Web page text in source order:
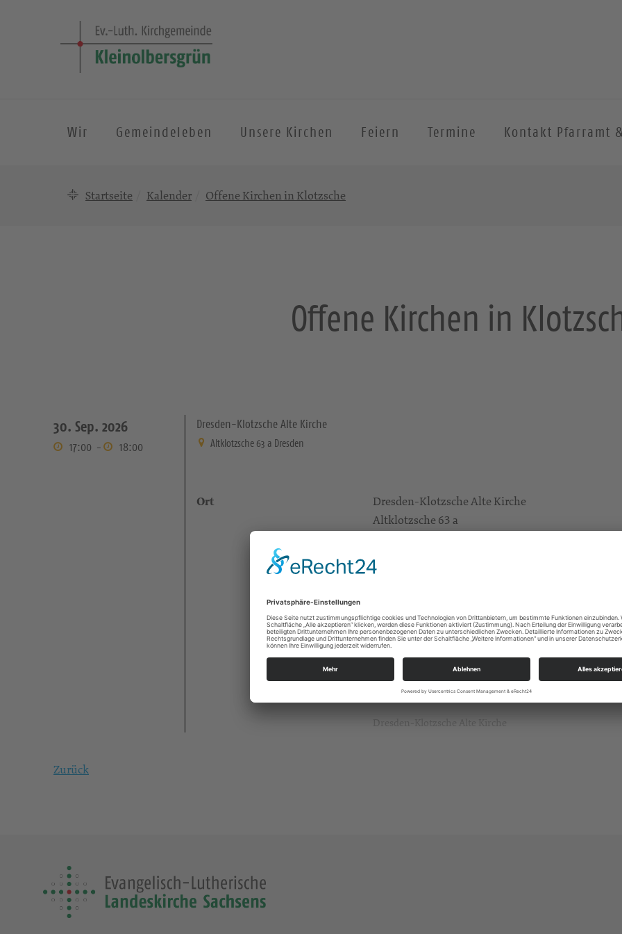
Wir Gemeindeleben Unsere Kirchen Feiern Termine Kontakt Pfarramt
Startseite Kalender Offene Kirchen in Klotzsche
Offene Kirchen in
30. Sep. 2026
17:00 - 18:00
Dresden-Klotzsche Alte Kirche
Altklotzsche 63 a Dresden
Ort
Dresden-Klotzsche Alte Kirche
Altklotzsche 63 a
Dresden-Klotzsche Alte Kirche
Zurück